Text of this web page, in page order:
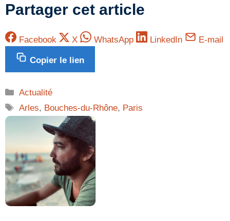
Partager cet article
Facebook X WhatsApp LinkedIn E-mail
Copier le lien
Catégories
Actualité
Étiquettes
Arles, Bouches-du-Rhône, Paris